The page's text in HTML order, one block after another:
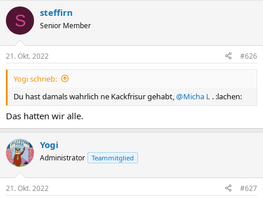
k
i
e
n
S steffirn
Senior Member
21. Okt. 2022 #626
Yogi schrieb:
Du hast damals wahrlich ne Kackfrisur gehabt, @Micha L . :lachen:
Das hatten wir alle.
Yogi
Administrator Teammitglied
21. Okt. 2022 #627